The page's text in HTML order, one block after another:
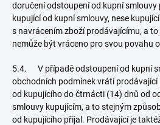
doručení odstoupení od kupní
kupující od kupní smlouvy, nese
s navrácením zboží prodávajícímu, a
nemůže být vráceno pro svou povahu
5.4. V případě odstoupení od kupní
obchodních podmínek vrátí
od kupujícího do čtrnácti (14) dnů od
smlouvy kupujícím, a to stejným
od kupujícího přijal. Prodávající je